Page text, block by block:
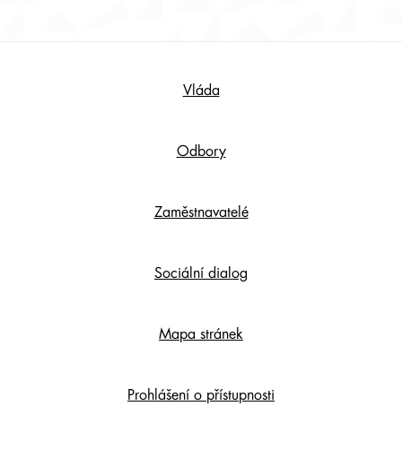
Vláda
Odbory
Zaměstnavatelé
Sociální dialog
Mapa stránek
Prohlášení o přístupnosti